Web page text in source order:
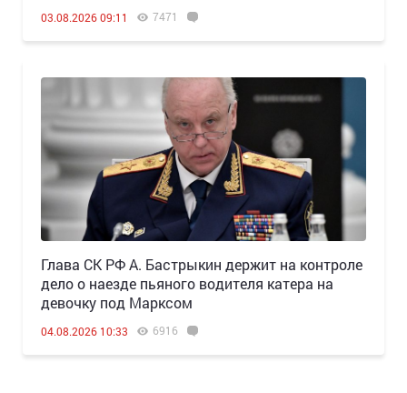
03.08.2026 09:11 7471
Глава СК РФ А. Бастрыкин держит на контроле
дело о наезде пьяного водителя катера на
девочку под Марксом
04.08.2026 10:33 6916